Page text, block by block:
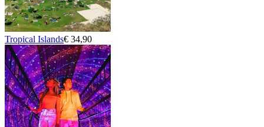
Tropical Islands€ 34,90